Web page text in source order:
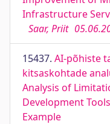
Infrastructure
Saar, Priit
15437. AI-põhiste
kitsaskohtade
Analysis of
Development
Example